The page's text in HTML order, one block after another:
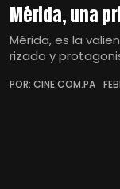
Mérida, una
Mérida, es la
rizado y
POR: CINE.COM.PA